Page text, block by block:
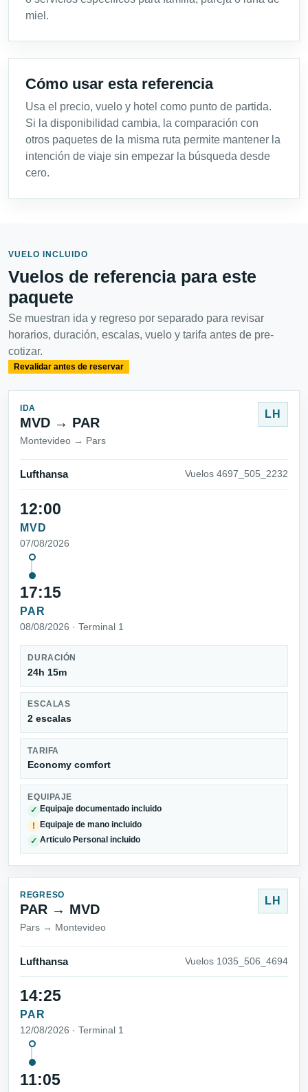
miel.
Cómo usar esta referencia
Usa el precio, vuelo y hotel como punto de partida.
Si la disponibilidad cambia, la comparación con
otros paquetes de la misma ruta permite mantener la
intención de viaje sin empezar la búsqueda desde
cero.
VUELO INCLUIDO
Vuelos de referencia para este
paquete
Se muestran ida y regreso por separado para revisar
horarios, duración, escalas, vuelo y tarifa antes de pre-
cotizar.
Revalidar antes de reservar
IDA
MVD → PAR
Montevideo → Pars
LH
Lufthansa Vuelos 4697_505_2232
12:00
MVD
07/08/2026
17:15
PAR
08/08/2026 · Terminal 1
DURACIÓN
24h 15m
ESCALAS
2 escalas
TARIFA
Economy comfort
EQUIPAJE
✓ Equipaje documentado incluido
! Equipaje de mano incluido
✓ Articulo Personal incluido
REGRESO
PAR → MVD
Pars → Montevideo
LH
Lufthansa Vuelos 1035_506_4694
14:25
PAR
12/08/2026 · Terminal 1
11:05